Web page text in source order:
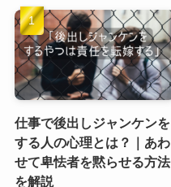
仕事で後出しジャンケンを
する人の心理とは？｜あわ
せて卑怯者を黙らせる方法
を解説